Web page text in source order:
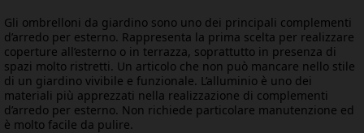
Gli ombrelloni da giardino sono uno dei principali complementi
d’arredo per esterno. Rappresenta la prima scelta per realizzare
coperture all’esterno o in terrazza, soprattutto in presenza di
spazi molto ristretti. Un articolo che non può mancare nello stile
di un giardino vivibile e funzionale. L’alluminio è uno dei
materiali più apprezzati nella realizzazione di complementi
d’arredo per esterno. Non richiede particolare manutenzione ed
è molto facile da pulire.